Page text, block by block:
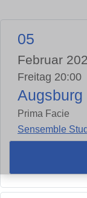
05
Februar
Freitag 20:00
Augsburg
Prima Facie
Sensemble